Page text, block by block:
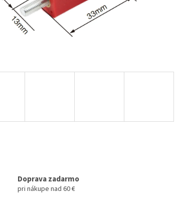
Doprava zadarmo
pri nákupe nad 60 €